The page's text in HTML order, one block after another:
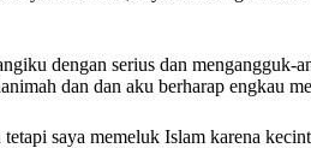
dengan serius dan
dan dan aku berharap engkau